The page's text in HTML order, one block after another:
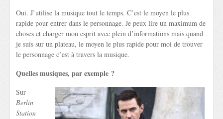
Oui. J’utilise la musique tout le temps. C’est le moyen le plus
rapide pour entrer dans le personnage. Je peux lire un maximum de
choses et charger mon esprit avec plein d’informations mais quand
je suis sur un plateau, le moyen le plus rapide pour moi de trouver
le personnage c’est à travers la musique.
Quelles musiques, par exemple ?
Sur
Berlin
Station